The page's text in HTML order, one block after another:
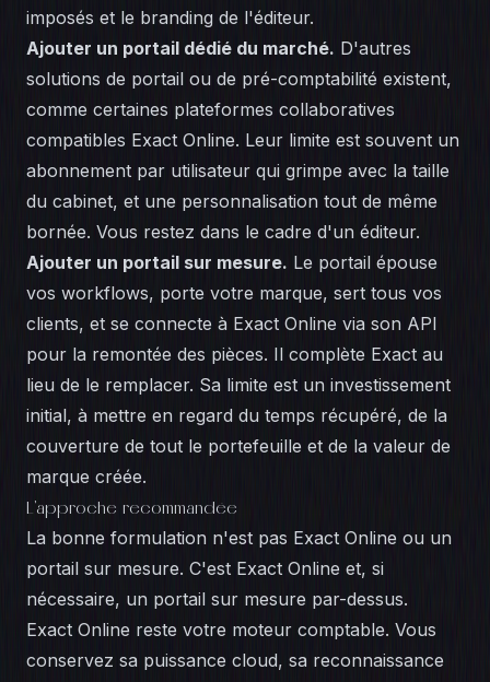
imposés et le branding de l'éditeur.
Ajouter un portail dédié du marché. D'autres
solutions de portail ou de pré-comptabilité existent,
comme certaines plateformes collaboratives
compatibles Exact Online. Leur limite est souvent un
abonnement par utilisateur qui grimpe avec la taille
du cabinet, et une personnalisation tout de même
bornée. Vous restez dans le cadre d'un éditeur.
Ajouter un portail sur mesure. Le portail épouse
vos workflows, porte votre marque, sert tous vos
clients, et se connecte à Exact Online via son API
pour la remontée des pièces. Il complète Exact au
lieu de le remplacer. Sa limite est un investissement
initial, à mettre en regard du temps récupéré, de la
couverture de tout le portefeuille et de la valeur de
marque créée.
L'approche recommandée
La bonne formulation n'est pas Exact Online ou un
portail sur mesure. C'est Exact Online et, si
nécessaire, un portail sur mesure par-dessus.
Exact Online reste votre moteur comptable. Vous
conservez sa puissance cloud, sa reconnaissance